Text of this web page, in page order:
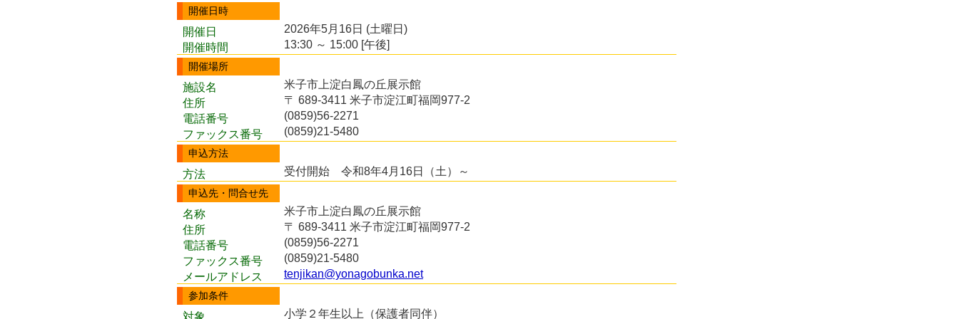
開催日時
開催日
2026年5月16日 (土曜日)
開催時間
13:30 ～ 15:00 [午後]
開催場所
施設名
米子市上淀白鳳の丘展示館
住所
〒 689-3411 米子市淀江町福岡977-2
電話番号
(0859)56-2271
ファックス番号
(0859)21-5480
申込方法
方法 受付開始 令和8年4月16日（土）～
申込先・問合せ先
名称
米子市上淀白鳳の丘展示館
住所
〒 689-3411 米子市淀江町福岡977-2
電話番号
(0859)56-2271
ファックス番号
(0859)21-5480
メールアドレス
tenjikan@yonagobunka.net
参加条件
対象 小学２年生以上（保護者同伴）